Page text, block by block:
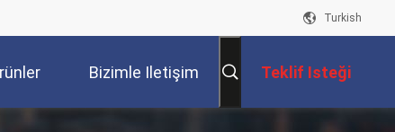
Turkish
Bizimle Iletişim Teklif Isteği